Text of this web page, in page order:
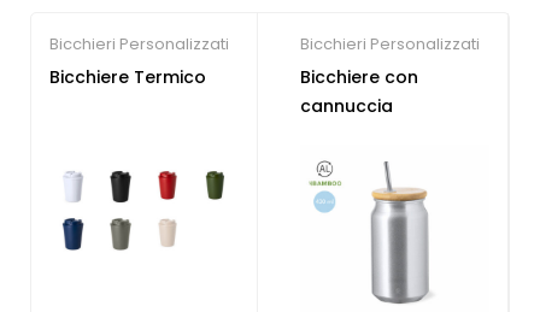
Bicchieri Personalizzati
Bicchiere Termico
Bicchieri Personalizzati
Bicchiere con
cannuccia